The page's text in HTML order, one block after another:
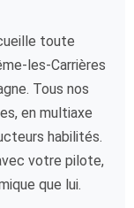
toute
les-Carrières
Tous nos
en multiaxe
habilités.
votre pilote,
que lui.